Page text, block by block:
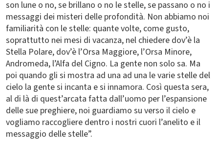
son lune o no, se brillano o no le stelle, se passano o no i
messaggi dei misteri delle profondità. Non abbiamo noi
familiarità con le stelle: quante volte, come gusto,
soprattutto nei mesi di vacanza, nel chiedere dov’è la
Stella Polare, dov’è l’Orsa Maggiore, l’Orsa Minore,
Andromeda, l’Alfa del Cigno. La gente non solo sa. Ma
poi quando gli si mostra ad una ad una le varie stelle del
cielo la gente si incanta e si innamora. Così questa sera,
al di là di quest’arcata fatta dall’uomo per l’espansione
delle sue preghiere, noi guardiamo su verso il cielo e
vogliamo raccogliere dentro i nostri cuori l’anelito e il
messaggio delle stelle”.